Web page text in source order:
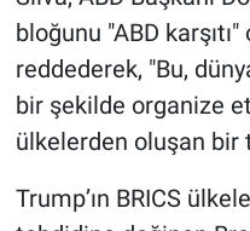
bloğunu "ABD
reddederek, "Bu,
bir şekilde organize
ülkelerden oluşan bir
Trump’ın BRICS